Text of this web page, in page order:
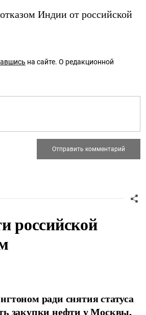
Индии от российской
на сайте. О редакционной
российской
ради снятия статуса
закупки нефти у Москвы,